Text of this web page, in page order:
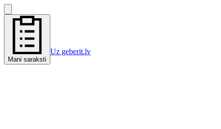
Mani saraksti
Uz geberit.lv